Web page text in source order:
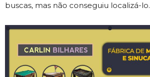
buscas, mas não conseguiu localizá-lo.